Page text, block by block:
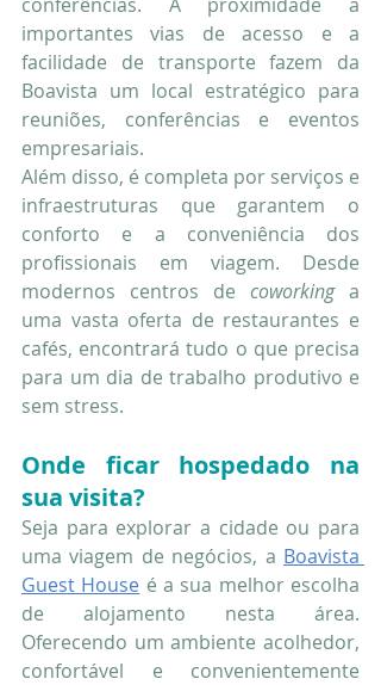
importantes vias de acesso e a
facilidade de transporte fazem da
Boavista um local estratégico para
reuniões, conferências e eventos
empresariais.
Além disso, é completa por serviços e
infraestruturas que garantem o
conforto e a conveniência dos
profissionais em viagem. Desde
modernos centros de coworking a
uma vasta oferta de restaurantes e
cafés, encontrará tudo o que precisa
para um dia de trabalho produtivo e
sem stress.
Onde ficar hospedado na
sua visita?
Seja para explorar a cidade ou para
uma viagem de negócios, a Boavista
Guest House é a sua melhor escolha
de alojamento nesta área.
Oferecendo um ambiente acolhedor,
confortável e convenientemente